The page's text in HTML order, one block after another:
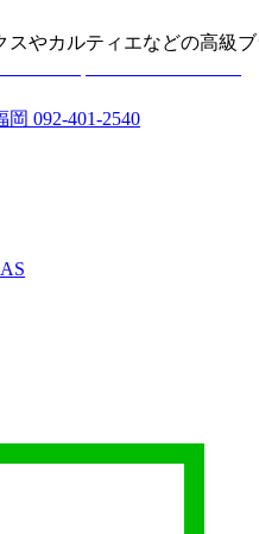
やカルティエなどの高級
岡 092-401-2540